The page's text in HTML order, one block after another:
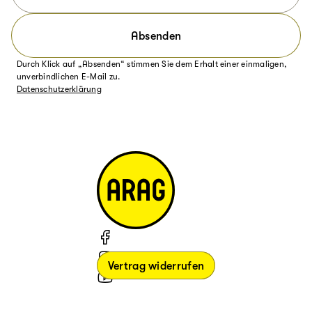
Absenden
Durch Klick auf „Absenden“ stimmen Sie dem Erhalt einer einmaligen,
unverbindlichen E-Mail zu.
Datenschutzerklärung
Vertrag widerrufen